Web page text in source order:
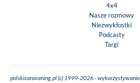
4x4
Nasze rozmowy
Niezwykłostki
Podcasty
Targi
polskicaravaning.pl (c) 1999-2026 -